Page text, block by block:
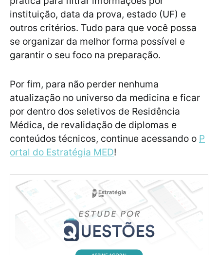
instituição, data da prova, estado (UF) e
outros critérios. Tudo para que você possa
se organizar da melhor forma possível e
garantir o seu foco na preparação.
Por fim, para não perder nenhuma
atualização no universo da medicina e ficar
por dentro dos seletivos de Residência
Médica, de revalidação de diplomas e
conteúdos técnicos, continue acessando o P
ortal do Estratégia MED!